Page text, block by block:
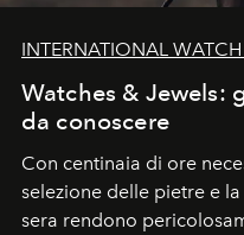
INTERNATIONAL WATCH
Watches & Jewels:
da conoscere
Con centinaia di ore
selezione delle pietre e
sera rendono